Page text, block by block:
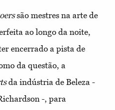
são mestres na arte de
ao longo da noite,
encerrado a pista de
da questão, a
da indústria de Beleza -
-, para